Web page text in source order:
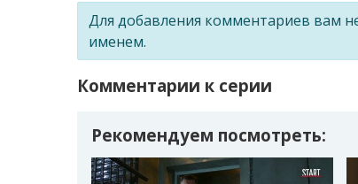
Для добавления комментариев вам
именем.
Комментарии к серии
Рекомендуем посмотреть: